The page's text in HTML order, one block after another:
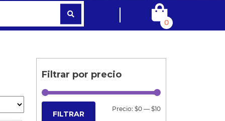
0
Filtrar por precio
FILTRAR
Precio: $0— $10